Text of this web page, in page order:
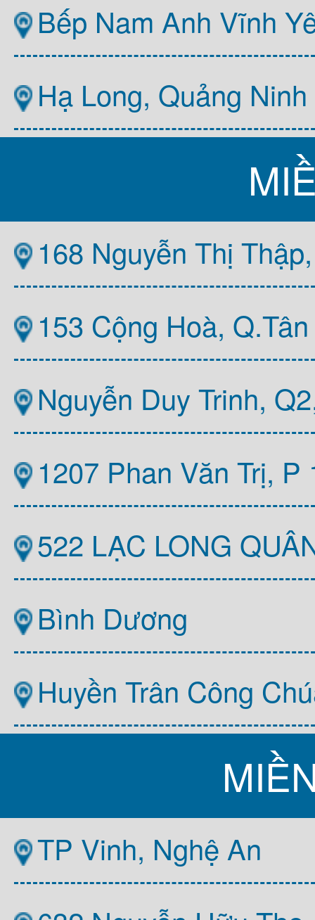
Bếp Nam Anh Vĩnh
Hạ Long, Quảng Ninh
168 Nguyễn Thị
153 Cộng Hoà,
Nguyễn Duy Trinh,
1207 Phan Văn Trị,
522 LẠC LONG
Bình Dương
Huyền Trân Công
TP Vinh, Nghệ An